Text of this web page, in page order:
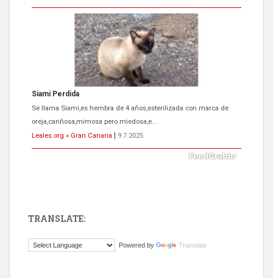
Siami Perdida
Se llama Siami,es hembra de 4 años,esterilizada con marca de
oreja,cariñosa,mimosa pero miedosa,e...
Leales.org » Gran Canaria
9.7.2025
El ayuntamiento se va a llevar a Los Gatos callejeros de la zona los
TRANSLATE:
Powered by Translate